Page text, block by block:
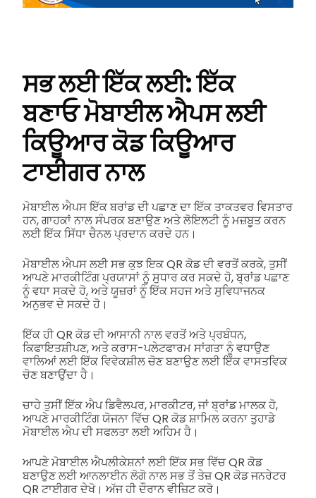
ਸਭ ਲਈ ਇੱਕ ਲਈ: ਇੱਕ
ਬਣਾਓਮੋਬਾਈਲ ਐਪਸ ਲਈ
ਕਿਊਆਰ ਕੋਡਕਿਊਆਰ
ਟਾਈਗਰ ਨਾਲ
ਮੋਬਾਈਲ ਐਪਸ ਇੱਕ ਬਰਾਂਡ ਦੀ ਪਛਾਣ ਦਾ ਇੱਕ ਤਾਕਤਵਰ ਵਿਸਤਾਰ
ਹਨ, ਗਾਹਕਾਂ ਨਾਲ ਸੰਪਰਕ ਬਣਾਉਣ ਅਤੇ ਲੋਇਲਟੀ ਨੂੰ ਮਜ਼ਬੂਤ ਕਰਨ
ਲਈ ਇੱਕ ਸਿੱਧਾ ਚੈਨਲ ਪ੍ਰਦਾਨ ਕਰਦੇ ਹਨ।
ਮੋਬਾਈਲ ਐਪਸ ਲਈ ਸਭ ਕੁਝ ਇਕ QR ਕੋਡ ਦੀ ਵਰਤੋਂ ਕਰਕੇ, ਤੁਸੀਂ
ਆਪਣੇ ਮਾਰਕੀਟਿੰਗ ਪ੍ਰਯਾਸਾਂ ਨੂੰ ਸੁਧਾਰ ਕਰ ਸਕਦੇ ਹੋ, ਬ੍ਰਾਂਡ ਪਛਾਣ
ਨੂੰ ਵਧਾ ਸਕਦੇ ਹੋ, ਅਤੇ ਯੂਜ਼ਰਾਂ ਨੂੰ ਇੱਕ ਸਹਜ ਅਤੇ ਸੁਵਿਧਾਜਨਕ
ਅਨੁਭਵ ਦੇ ਸਕਦੇ ਹੋ।
ਇੱਕ ਹੀ QR ਕੋਡ ਦੀ ਆਸਾਨੀ ਨਾਲ ਵਰਤੋਂ ਅਤੇ ਪ੍ਰਬੰਧਨ,
ਕਿਫਾਇਤਸ਼ੀਪਣ, ਅਤੇ ਕਰਾਸ-ਪਲੇਟਫਾਰਮ ਸਾਂਗਤਾ ਨੂੰ ਵਧਾਉਣ
ਵਾਲਿਆਂ ਲਈ ਇੱਕ ਵਿਵੇਕਸ਼ੀਲ ਚੋਣ ਬਣਾਉਣ ਲਈ ਇੱਕ ਵਾਸਤਵਿਕ
ਚੋਣ ਬਣਾਉਂਦਾ ਹੈ।
ਚਾਹੇ ਤੁਸੀਂ ਇੱਕ ਐਪ ਡਿਵੈਲਪਰ, ਮਾਰਕੀਟਰ, ਜਾਂ ਬ੍ਰਾਂਡ ਮਾਲਕ ਹੋ,
ਆਪਣੇ ਮਾਰਕੀਟਿੰਗ ਯੋਜਨਾ ਵਿੱਚ QR ਕੋਡ ਸ਼ਾਮਿਲ ਕਰਨਾ ਤੁਹਾਡੇ
ਮੋਬਾਈਲ ਐਪ ਦੀ ਸਫਲਤਾ ਲਈ ਅਹਿਮ ਹੈ।
ਆਪਣੇ ਮੋਬਾਈਲ ਐਪਲੀਕੇਸ਼ਨਾਂ ਲਈ ਇੱਕ ਸਭ ਵਿੱਚ QR ਕੋਡ
ਬਣਾਉਣ ਲਈ ਆਨਲਾਈਨ ਲੋਗੋ ਨਾਲ ਸਭ ਤੋਂ ਤੇਜ਼ QR ਕੋਡ ਜਨਰੇਟਰ
QR ਟਾਈਗਰ ਦੇਖੋ। ਅੱਜ ਹੀ ਦੌਰਾਨ ਵੀਜ਼ਿਟ ਕਰੋ।